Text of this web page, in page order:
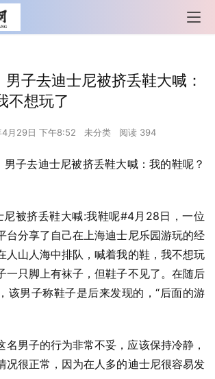
男子去迪士尼被挤丢鞋大喊：
不想玩了
月29日 下午8:52 未分类 阅读 394
男子去迪士尼被挤丢鞋大喊：我的鞋呢？
尼被挤丢鞋大喊:我鞋呢#4月28日，一位
台分享了自己在上海迪士尼乐园游玩的经
人山人海中排队，喊着我的鞋，我不想玩
一只脚上有袜子，但鞋子不见了。在随后
该男子称鞋子是后来发现的，“后面的游
名男子的行为非常不妥，应该保持冷静，
况很正常，因为在人多的迪士尼很容易发